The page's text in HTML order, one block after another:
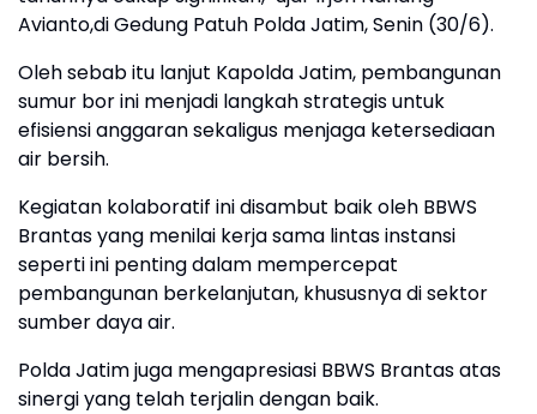
Avianto,di Gedung Patuh Polda Jatim, Senin (30/6).
Oleh sebab itu lanjut Kapolda Jatim, pembangunan
sumur bor ini menjadi langkah strategis untuk
efisiensi anggaran sekaligus menjaga ketersediaan
air bersih.
Kegiatan kolaboratif ini disambut baik oleh BBWS
Brantas yang menilai kerja sama lintas instansi
seperti ini penting dalam mempercepat
pembangunan berkelanjutan, khususnya di sektor
sumber daya air.
Polda Jatim juga mengapresiasi BBWS Brantas atas
sinergi yang telah terjalin dengan baik.